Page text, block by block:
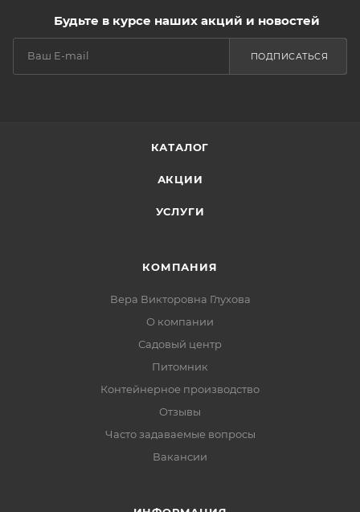
Будьте в курсе наших акций и новостей
ПОДПИСАТЬСЯ
КАТАЛОГ
АКЦИИ
УСЛУГИ
КОМПАНИЯ
Вера Викторовна Глухова
О компании
Садовый центр
Питомник
Контейнерное производство
Отзывы
Часто задаваемые вопросы
Вакансии